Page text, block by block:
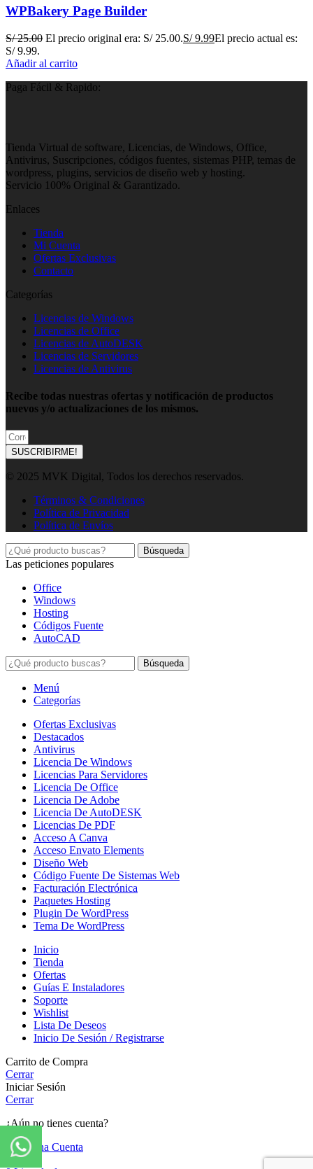
WPBakery Page Builder
S/25.00 El precio original era: S/ 25.00.S/9.99El precio actual es:
S/ 9.99.
Añadir al carrito
Paga Fácil & Rapido:
Tienda Virtual de software, Licencias, de Windows, Office,
Antivirus, Suscripciones, códigos fuentes, sistemas PHP, temas de
wordpress, plugins, servicios de diseño web y hosting.
Servicio 100% Original & Garantizado.
Enlaces
Tienda
Mi Cuenta
Ofertas Exclusivas
Contacto
Categorías
Licencias de Windows
Licencias de Office
Licencias de AutoDESK
Licencias de Servidores
Licencias de Antivirus
Recibe todas nuestras ofertas y notificación de productos
nuevos y/o actualizaciones de los mismos.
SUSCRIBIRME!
© 2025 MVK Digital, Todos los derechos reservados.
Términos & Condiciones
Política de Privacidad
Política de Envíos
Búsqueda
Las peticiones populares
Office
Windows
Hosting
Códigos Fuente
AutoCAD
Búsqueda
Menú
Categorías
Ofertas Exclusivas
Destacados
Antivirus
Licencia De Windows
Licencias Para Servidores
Licencia De Office
Licencia De Adobe
Licencia De AutoDESK
Licencias De PDF
Acceso A Canva
Acceso Envato Elements
Diseño Web
Código Fuente De Sistemas Web
Facturación Electrónica
Paquetes Hosting
Plugin De WordPress
Tema De WordPress
Inicio
Tienda
Ofertas
Guías E Instaladores
Soporte
Wishlist
Lista De Deseos
Inicio De Sesión / Registrarse
Carrito de Compra
Cerrar
Iniciar Sesión
Cerrar
¿Aún no tienes cuenta?
Crear una Cuenta
Tienda